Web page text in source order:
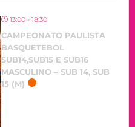
13:00 - 18:30
CAMPEONATO PAULISTA
BASQUETEBOL
SUB14,SUB15 E SUB16
MASCULINO – SUB 14, SUB
15 (M)